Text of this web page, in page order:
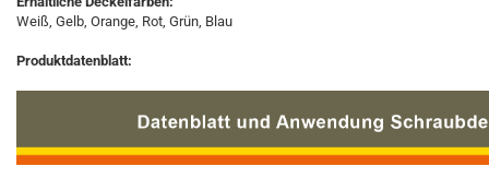
Weiß, Gelb, Orange, Rot, Grün, Blau
Produktdatenblatt:​